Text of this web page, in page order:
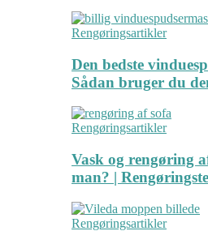
Rengøringsartikler
Den bedste
Sådan bruger du
Rengøringsartikler
Vask og rengøring
man? |
Rengøringsartikler